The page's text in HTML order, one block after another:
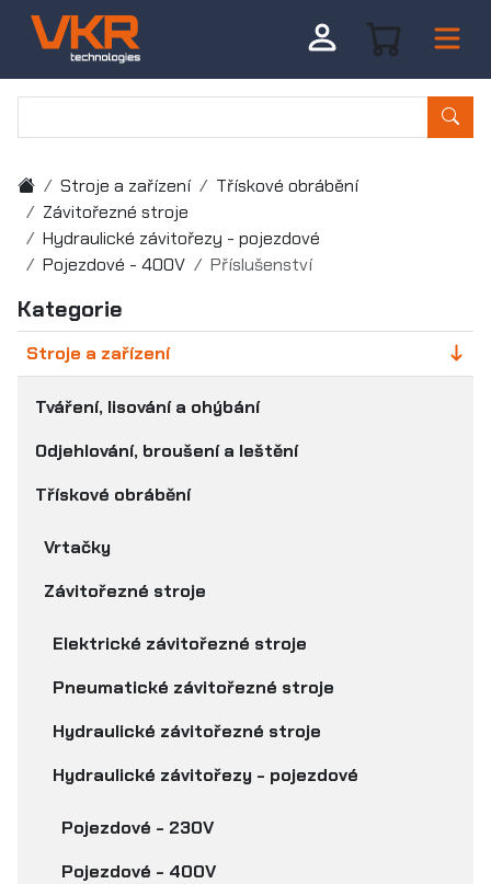
Stroje a zařízení
Třískové obrábění
Závitořezné stroje
Hydraulické závitořezy - pojezdové
Pojezdové - 400V
Příslušenství
Kategorie
Stroje a zařízení
Tváření, lisování a ohýbání
Odjehlování, broušení a leštění
Třískové obrábění
Vrtačky
Závitořezné stroje
Elektrické závitořezné stroje
Pneumatické závitořezné stroje
Hydraulické závitořezné stroje
Hydraulické závitořezy - pojezdové
Pojezdové - 230V
Pojezdové - 400V